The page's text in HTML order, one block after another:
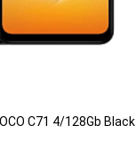
C71 4/128Gb Black